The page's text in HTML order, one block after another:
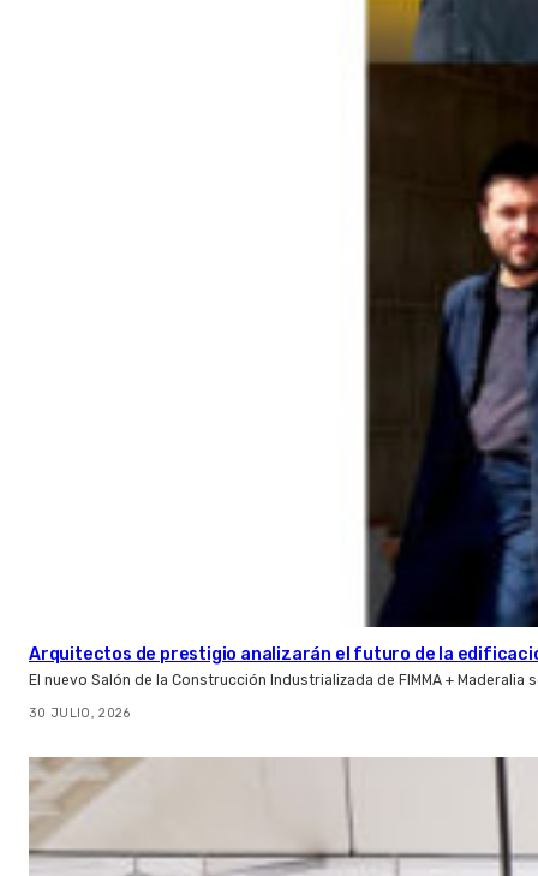
Arquitectos de prestigio analizarán el futuro de la
El nuevo Salón de la Construcción Industrializada de FIMMA +
30 JULIO, 2026